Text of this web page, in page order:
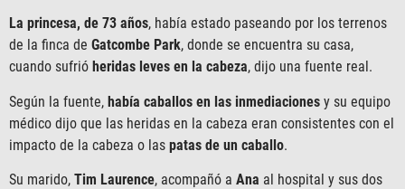
La princesa, de 73 años, había estado paseando por los terrenos
de la finca de Gatcombe Park, donde se encuentra su casa,
cuando sufrió heridas leves en la cabeza, dijo una fuente real.
Según la fuente, había caballos en las inmediaciones y su equipo
médico dijo que las heridas en la cabeza eran consistentes con el
impacto de la cabeza o las patas de un caballo.
Su marido, Tim Laurence, acompañó a Ana al hospital y sus dos